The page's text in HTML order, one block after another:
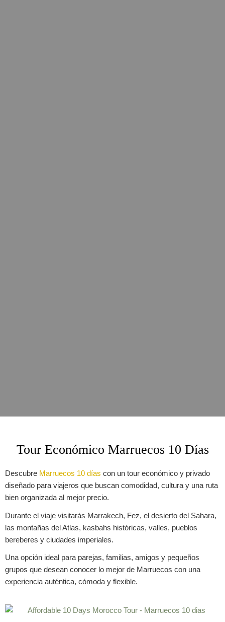
Tour Económico Marruecos 10 Días
Descubre Marruecos 10 días con un tour económico y privado
diseñado para viajeros que buscan comodidad, cultura y una ruta
bien organizada al mejor precio.
Durante el viaje visitarás Marrakech, Fez, el desierto del Sahara,
las montañas del Atlas, kasbahs históricas, valles, pueblos
bereberes y ciudades imperiales.
Una opción ideal para parejas, familias, amigos y pequeños
grupos que desean conocer lo mejor de Marruecos con una
experiencia auténtica, cómoda y flexible.